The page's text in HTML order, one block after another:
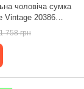
чоловіча сумка
Vintage 20386
1 758 грн